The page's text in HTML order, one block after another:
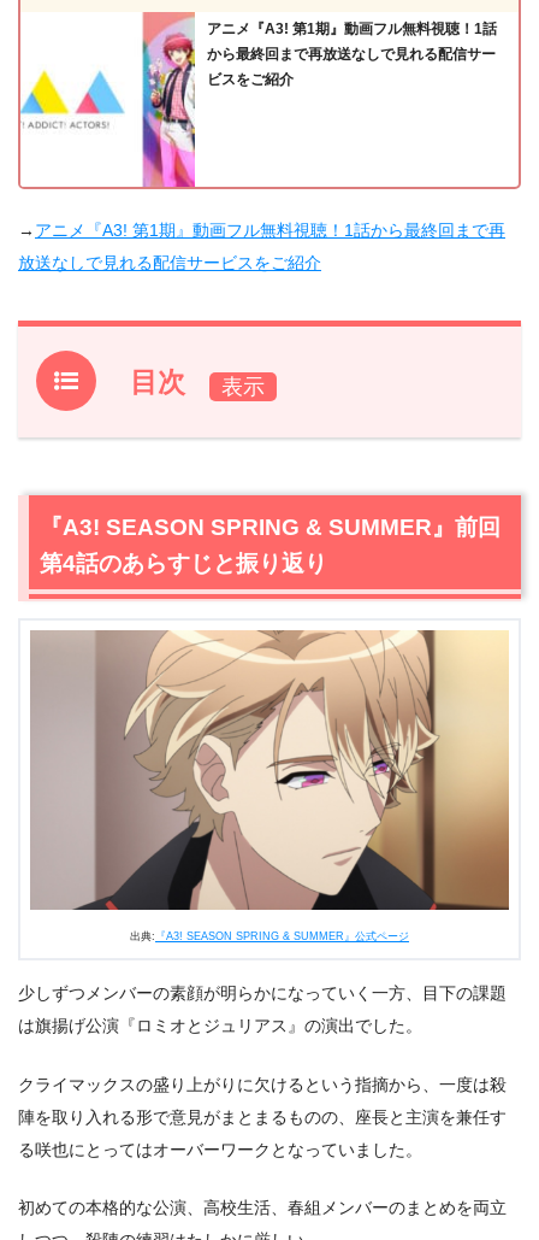
アニメ『A3! 第1期』動画フル無料視聴！1話
から最終回まで再放送なしで見れる配信サー
ビスをご紹介
→ アニメ『A3! 第1期』動画フル無料視聴！1話から最終回まで再
放送なしで見れる配信サービスをご紹介
目次
1.『A3! SEASON SPRING & SUMMER』前回第4話のあら
2.
【ネタバレ】『A3! SEASON SPRING & SUMMER』第
2.1 おしゃれなホームページとフライヤーでアピール
チラ見せ？続々と登場するA3!のキャラクターたち
『A3! SEASON SPRING & SUMMER』第5話まとめ
『A3! SEASON SPRING & SUMMER』前回
第4話のあらすじと振り返り
出典: 『A3! SEASON SPRING & SUMMER』公式ページ
少しずつメンバーの素顔が明らかになっていく一方、目下の課題
は旗揚げ公演『ロミオとジュリアス』の演出でした。
クライマックスの盛り上がりに欠けるという指摘から、一度は殺
陣を取り入れる形で意見がまとまるものの、座長と主演を兼任す
る咲也にとってはオーバーワークとなっていました。
初めての本格的な公演、高校生活、春組メンバーのまとめを両立